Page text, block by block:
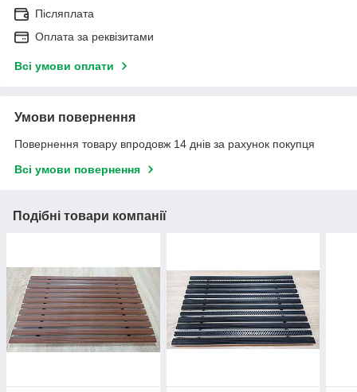
Післяплата
Оплата за реквізитами
Всі умови оплати
Умови повернення
Повернення товару впродовж 14 днів за рахунок покупця
Всі умови повернення
Подібні товари компанії